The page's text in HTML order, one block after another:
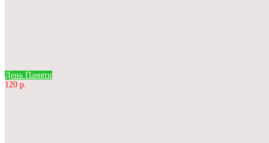
День Памяти
120 р.